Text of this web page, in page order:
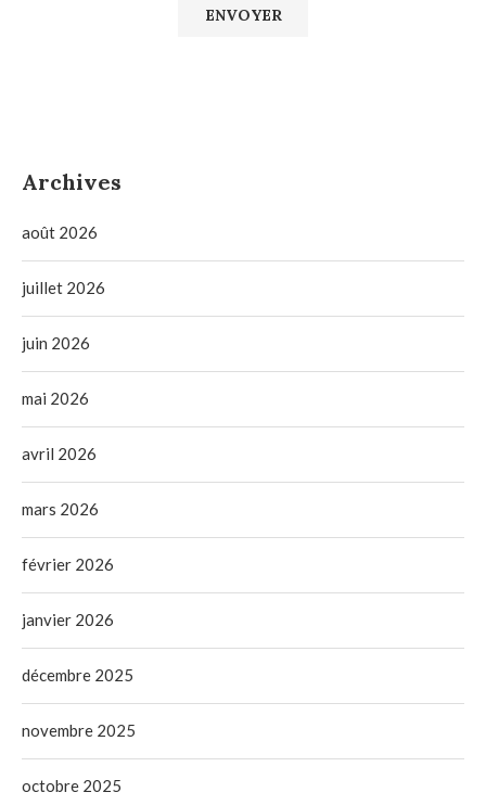
Archives
août 2026
juillet 2026
juin 2026
mai 2026
avril 2026
mars 2026
février 2026
janvier 2026
décembre 2025
novembre 2025
octobre 2025